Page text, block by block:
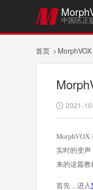
 中国区正
首页
 2021-
MorphVOX
实时的变
来的这篇教
首先，进入